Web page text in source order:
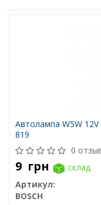
Автолампа W5W 12V
819
0
9 грн
склад
Артикул:
BOSCH